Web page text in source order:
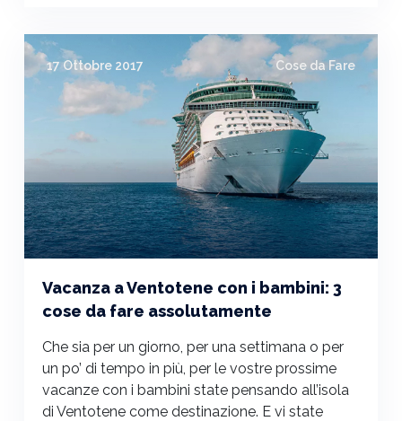
17 Ottobre 2017 Cose da Fare
Vacanza a Ventotene con i bambini: 3
cose da fare assolutamente
Che sia per un giorno, per una settimana o per
un po’ di tempo in più, per le vostre prossime
vacanze con i bambini state pensando all’isola
di Ventotene come destinazione. E vi state